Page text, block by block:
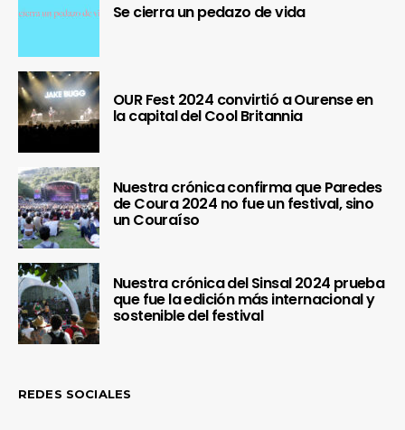
Se cierra un pedazo de vida
OUR Fest 2024 convirtió a Ourense en
la capital del Cool Britannia
Nuestra crónica confirma que Paredes
de Coura 2024 no fue un festival, sino
un Couraíso
Nuestra crónica del Sinsal 2024 prueba
que fue la edición más internacional y
sostenible del festival
REDES SOCIALES